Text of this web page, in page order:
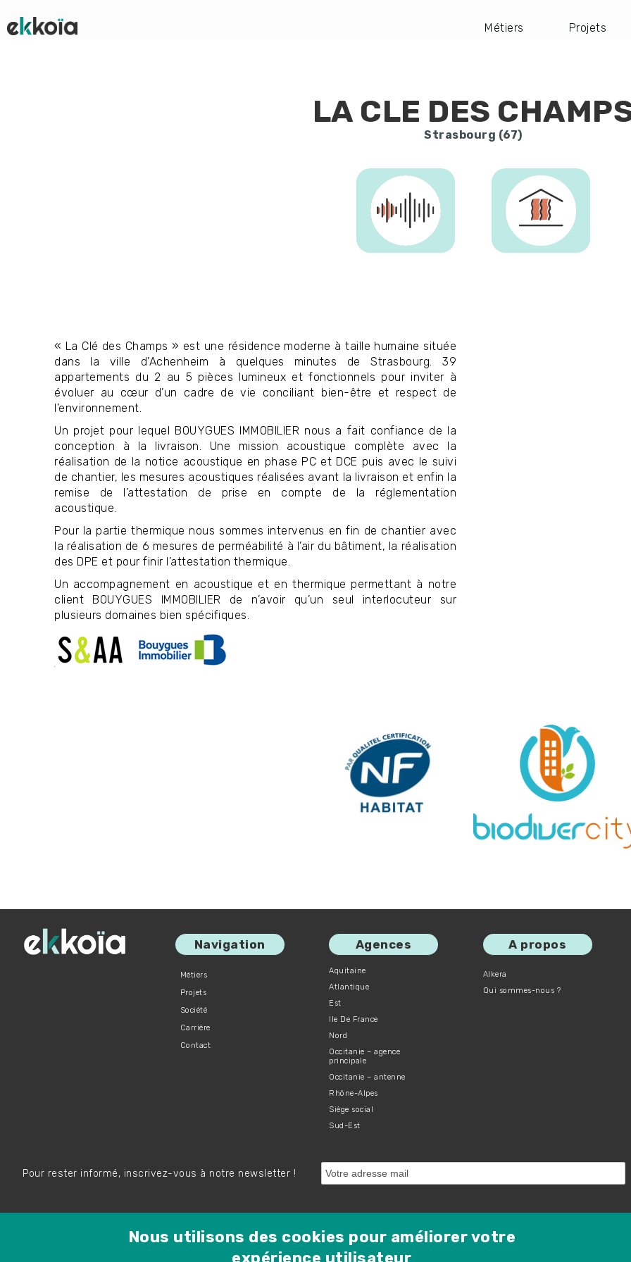
Navigation
Métiers Projets
LA CLE DES
Strasbourg (67)
« La Clé des Champs » est une résidence moderne à taille humaine située
dans la ville d’Achenheim à quelques minutes de Strasbourg. 39
appartements du 2 au 5 pièces lumineux et fonctionnels pour inviter à
évoluer au cœur d’un cadre de vie conciliant bien-être et respect de
l’environnement.
Un projet pour lequel BOUYGUES IMMOBILIER nous a fait confiance de la
conception à la livraison. Une mission acoustique complète avec la
réalisation de la notice acoustique en phase PC et DCE puis avec le suivi
de chantier, les mesures acoustiques réalisées avant la livraison et enfin la
remise de l’attestation de prise en compte de la réglementation
acoustique.
Pour la partie thermique nous sommes intervenus en fin de chantier avec
la réalisation de 6 mesures de perméabilité à l’air du bâtiment, la réalisation
des DPE et pour finir l’attestation thermique.
Un accompagnement en acoustique et en thermique permettant à notre
client BOUYGUES IMMOBILIER de n’avoir qu’un seul interlocuteur sur
plusieurs domaines bien spécifiques.
Navigation
Métiers
Projets
Société
Carrière
Contact
Agences
Aquitaine
Atlantique
Est
Ile De France
Nord
Occitanie – agence
principale
Occitanie – antenne
Rhône-Alpes
Siège social
Sud-Est
A propos
Alkera
Qui sommes-nous ?
Pour rester informé, inscrivez-vous à notre newsletter !
Nous utilisons des cookies pour améliorer votre
expérience utilisateur